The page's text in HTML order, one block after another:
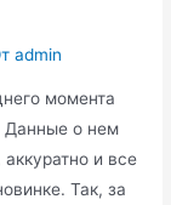
admin
момента
Данные о нем
и все
Так, за